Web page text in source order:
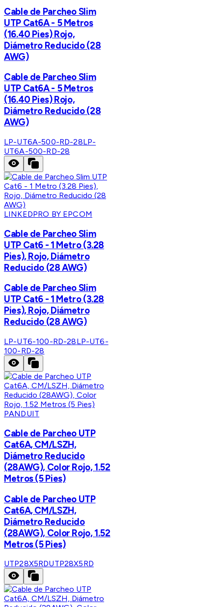
Cable de Parcheo Slim
UTP Cat6A - 5 Metros
(16.40 Pies) Rojo,
Diámetro Reducido (28
AWG)
Cable de Parcheo Slim
UTP Cat6A - 5 Metros
(16.40 Pies) Rojo,
Diámetro Reducido (28
AWG)
LP-UT6A-500-RD-28LP-
UT6A-500-RD-28
LINKEDPRO BY EPCOM
Cable de Parcheo Slim
UTP Cat6 - 1 Metro (3.28
Pies), Rojo, Diámetro
Reducido (28 AWG)
Cable de Parcheo Slim
UTP Cat6 - 1 Metro (3.28
Pies), Rojo, Diámetro
Reducido (28 AWG)
LP-UT6-100-RD-28LP-UT6-
100-RD-28
PANDUIT
Cable de Parcheo UTP
Cat6A, CM/LSZH,
Diámetro Reducido
(28AWG), Color Rojo, 1.52
Metros (5 Pies)
Cable de Parcheo UTP
Cat6A, CM/LSZH,
Diámetro Reducido
(28AWG), Color Rojo, 1.52
Metros (5 Pies)
UTP28X5RDUTP28X5RD